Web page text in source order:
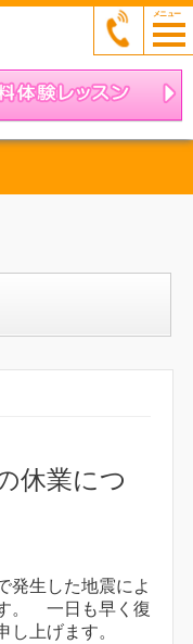
休業につ
発生した地震によ
。 一日も早く復
し上げます。